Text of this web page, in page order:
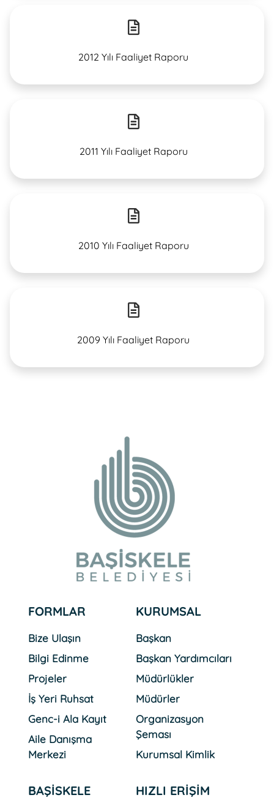
2012 Yılı Faaliyet Raporu
2011 Yılı Faaliyet Raporu
2010 Yılı Faaliyet Raporu
2009 Yılı Faaliyet Raporu
FORMLAR
Bize Ulaşın
Bilgi Edinme
Projeler
İş Yeri Ruhsat
Genc-i Ala Kayıt
Aile Danışma
Merkezi
KURUMSAL
Başkan
Başkan Yardımcıları
Müdürlükler
Müdürler
Organizasyon
Şeması
Kurumsal Kimlik
BAŞİSKELE HIZLI ERİŞİM